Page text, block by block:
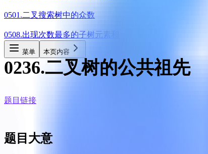
0501.二叉搜索树中的众数
0508.出现次数最多的子树元素和
菜单 本页内容
0236.二叉树的公共祖先
题目链接
题目大意